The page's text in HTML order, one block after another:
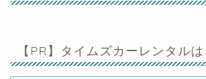
【PR】タイムズカーレンタル